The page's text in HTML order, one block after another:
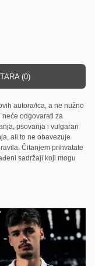
(0)
autora/ica, a ne nužno
neće odgovarati za
psovanja i vulgaran
ali to ne obavezuje
Čitanjem prihvatate
sadržaji koji mogu